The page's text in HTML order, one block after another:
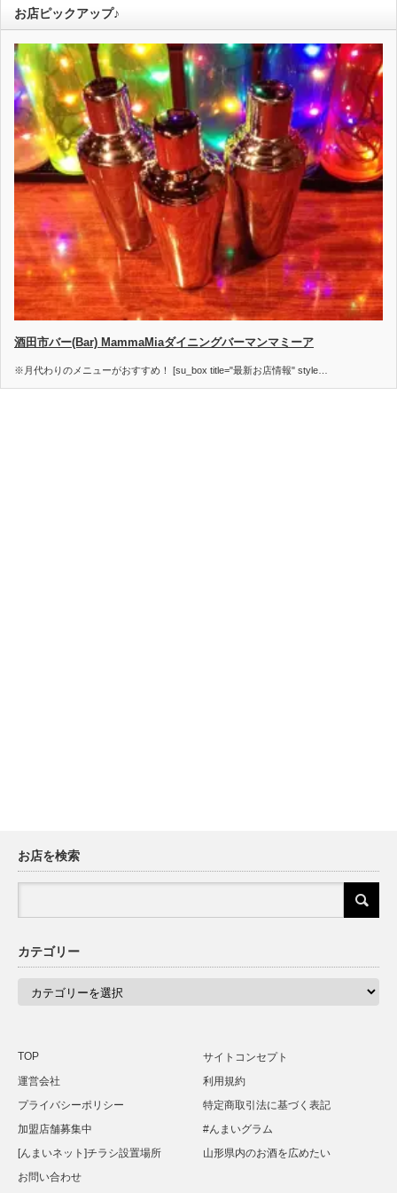
お店ピックアップ♪
酒田市バー(Bar) MammaMiaダイニングバーマンマミーア
※月代わりのメニューがおすすめ！ [su_box title="最新お店情報" style…
お店を検索
カテゴリー
TOP
サイトコンセプト
運営会社
利用規約
プライバシーポリシー
特定商取引法に基づく表記
加盟店舗募集中
#んまいグラム
[んまいネット]チラシ設置場所
山形県内のお酒を広めたい
お問い合わせ